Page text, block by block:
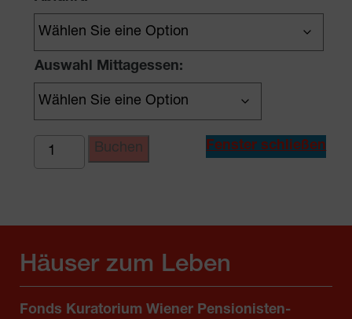
Auswahl Mittagessen:
Ausflug
nach
Buchen Fenster schließen
Häuser zum Leben
Fonds Kuratorium Wiener Pensionisten-